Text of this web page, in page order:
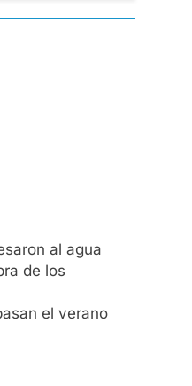
al agua
de los
el verano